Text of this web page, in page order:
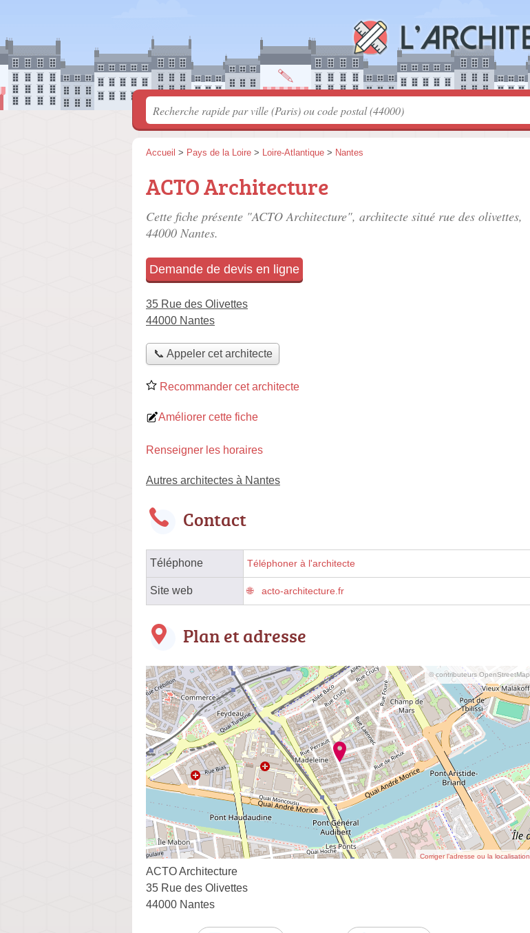
Accueil > Pays de la Loire > Loire-Atlantique > Nantes
ACTO Architecture
Cette fiche présente "ACTO Architecture", architecte situé rue des olivettes,
44000 Nantes.
Demande de devis en ligne
35 Rue des Olivettes
44000 Nantes
📞 Appeler cet architecte
Recommander cet architecte
Améliorer cette fiche
Renseigner les horaires
Autres architectes à Nantes
Contact
Téléphone Téléphoner à l'architecte
Site web acto-architecture.fr
Plan et adresse
© contributeurs OpenStreetMap
Corriger l’adresse ou la localisation
ACTO Architecture
35 Rue des Olivettes
44000 Nantes